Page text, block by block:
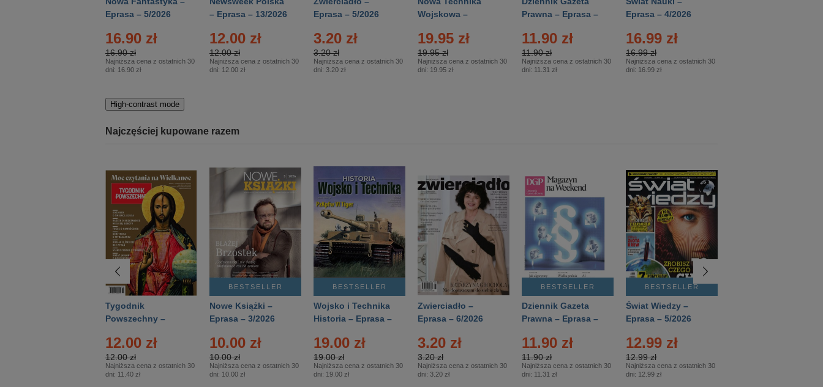
Eprasa – 5/2026
16.90 zł
16.90 zł
Najniższa cena z ostatnich 30
dni: 16.90 zł
– Eprasa – 13/2026
12.00 zł
12.00 zł
Najniższa cena z ostatnich 30
dni: 12.00 zł
Eprasa – 5/2026
3.20 zł
3.20 zł
Najniższa cena z ostatnich 30
dni: 3.20 zł
Wojskowa –
19.95 zł
19.95 zł
Najniższa cena z ostatnich 30
dni: 19.95 zł
Prawna – Eprasa –
11.90 zł
11.90 zł
Najniższa cena z ostatnich 30
dni: 11.31 zł
Eprasa – 4/2026
16.99 zł
16.99 zł
Najniższa cena z ostatnich 30
dni: 16.99 zł
High-contrast mode
Najczęściej kupowane razem
Tygodnik
Powszechny –
12.00 zł
12.00 zł
Najniższa cena z ostatnich 30
dni: 11.40 zł
BESTSELLER
Nowe Książki –
Eprasa – 3/2026
10.00 zł
10.00 zł
Najniższa cena z ostatnich 30
dni: 10.00 zł
BESTSELLER
Wojsko i Technika
Historia – Eprasa –
19.00 zł
19.00 zł
Najniższa cena z ostatnich 30
dni: 19.00 zł
Zwierciadło –
Eprasa – 6/2026
3.20 zł
3.20 zł
Najniższa cena z ostatnich 30
dni: 3.20 zł
BESTSELLER
Dziennik Gazeta
Prawna – Eprasa –
11.90 zł
11.90 zł
Najniższa cena z ostatnich 30
dni: 11.31 zł
BESTSELLER
Świat Wiedzy –
Eprasa – 5/2026
12.99 zł
12.99 zł
Najniższa cena z ostatnich 30
dni: 12.99 zł